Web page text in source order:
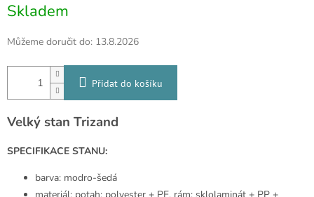
cena:
Skladem
Můžeme doručit do: 13.8.2026
Přidat do košíku
Velký stan Trizand
SPECIFIKACE STANU:
barva: modro-šedá